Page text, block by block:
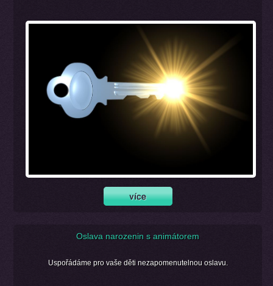
Oslava narozenin s animátorem
Uspořádáme pro vaše děti nezapomenutelnou oslavu.